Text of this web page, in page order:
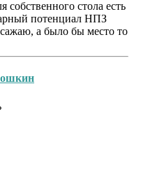
собственного стола есть
потенциал НПЗ
а было бы место то